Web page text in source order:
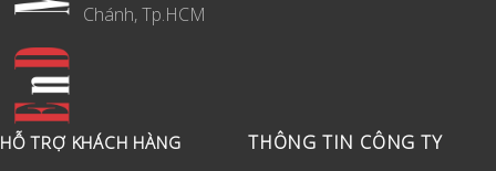
Chánh, Tp.HCM
HỖ TRỢ KHÁCH HÀNG
THÔNG TIN CÔNG TY